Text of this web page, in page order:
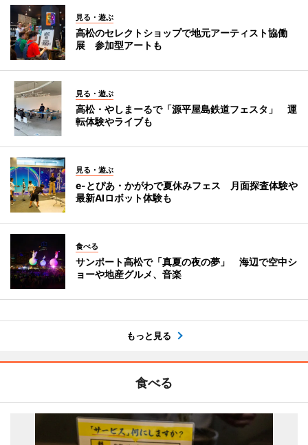
見る・遊ぶ
高松のセレクトショップで地元アーティスト協働
展 参加型アートも
見る・遊ぶ
高松・やしまーるで「源平屋島鉄道フェスタ」 運
転体験やライブも
見る・遊ぶ
e-とぴあ・かがわで夏休みフェス 月面探査体験や
最新AIロボット体験も
食べる
サンポート高松で「真夏の夜の夢」 海辺で空中シ
ョーや地産グルメ、音楽
もっと見る
食べる